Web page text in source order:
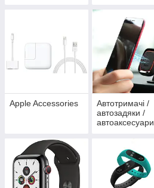
Apple Accessories
Автотримачі /
автозадяки /
автоаксесуари